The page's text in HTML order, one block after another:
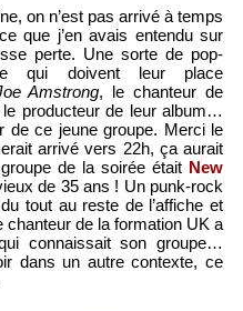
on n’est pas arrivé à temps
que j’en avais entendu sur
perte. Une sorte de pop-
qui doivent leur place
Amstrong, le chanteur de
le producteur de leur album…
de ce jeune groupe. Merci le
arrivé vers 22h, ça aurait
de la soirée était New
de 35 ans ! Un punk-rock
tout au reste de l’affiche et
de la formation UK a
connaissait son groupe…
dans un autre contexte, ce